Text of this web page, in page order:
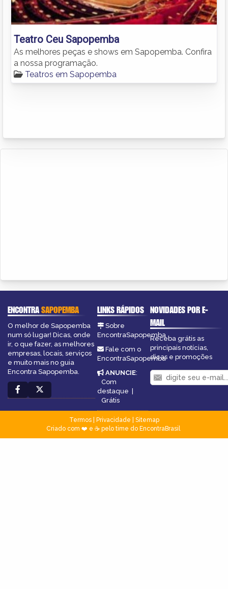
Teatro Ceu Sapopemba
As melhores peças e shows em Sapopemba. Confira
a nossa programação.
Teatros em Sapopemba
ENCONTRASAPOPEMBA
O melhor de Sapopemba
num só lugar! Dicas, onde
ir, o que fazer, as melhores
empresas, locais, serviços
e muito mais no guia
Encontra Sapopemba.
LINKS RÁPIDOS
Sobre
EncontraSapopemba
Fale com o
EncontraSapopemba
ANUNCIE:
Com
destaque |
Grátis
NOVIDADES POR E-
MAIL
Receba grátis as
principais notícias,
dicas e promoções
Termos| Privacidade
Sitemap
Criado com ❤️ e ☕ pelo time do EncontraBrasil